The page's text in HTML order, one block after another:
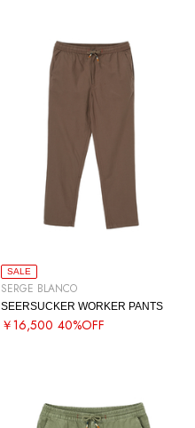
SALE
SERGE BLANCO
SEERSUCKER WORKER PANTS
￥16,500 40%OFF